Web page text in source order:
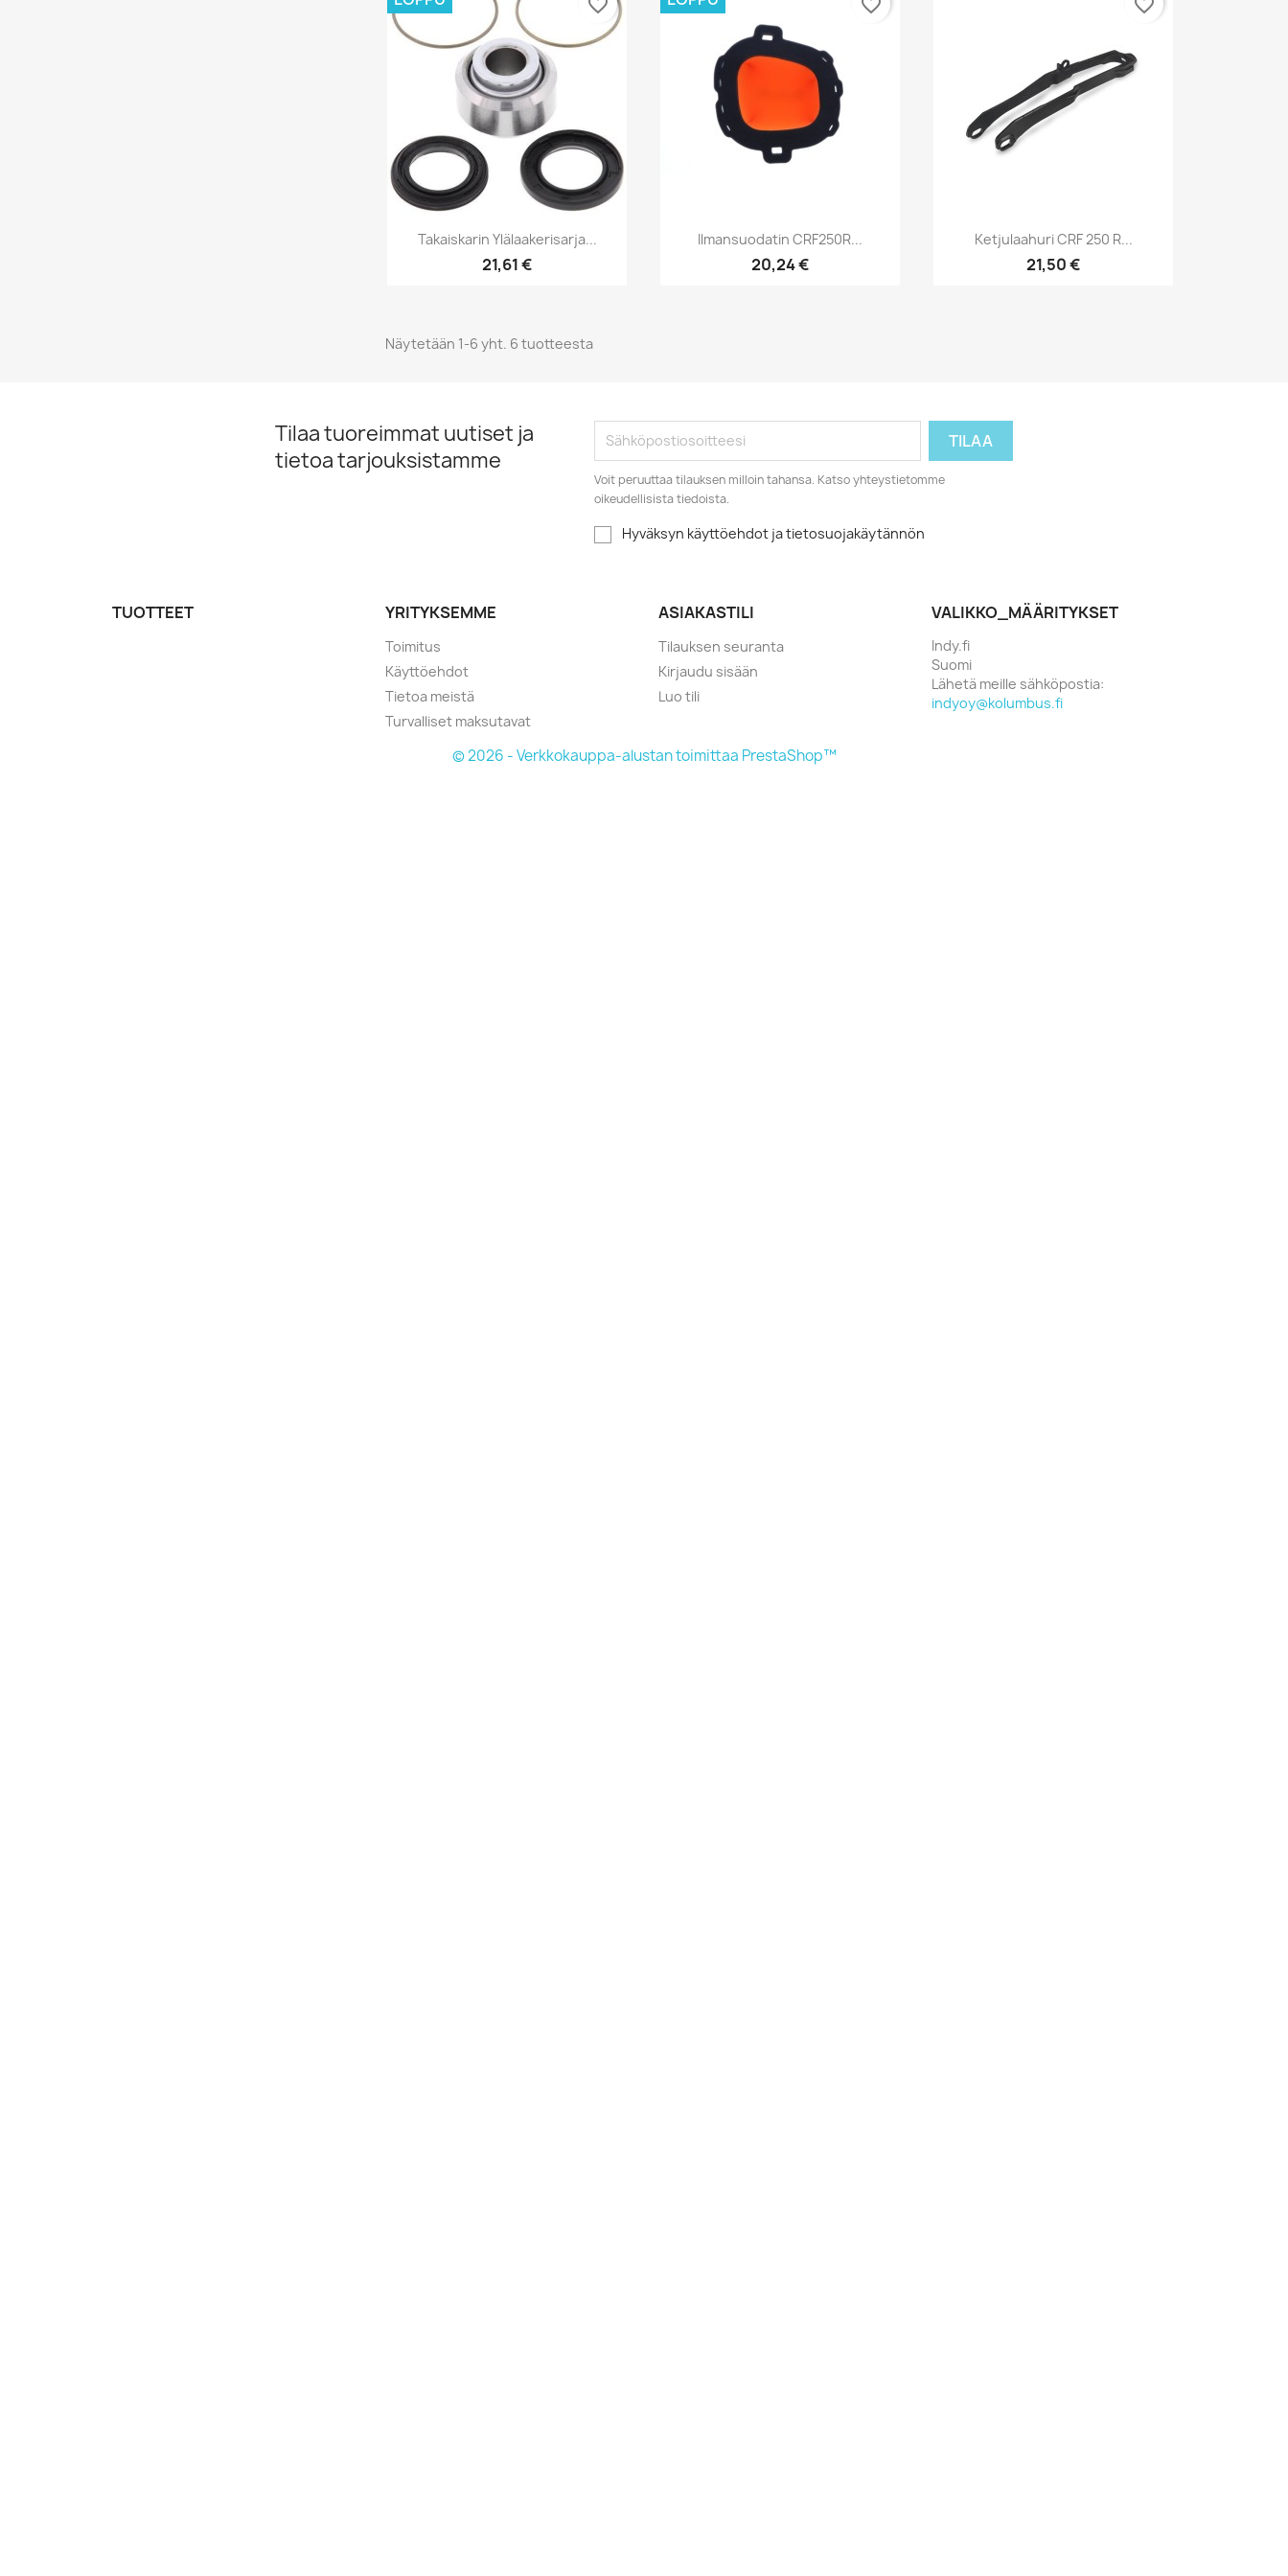
Pikakatselu
Takaiskarin Ylälaakerisarja...
21,61 €
favorite_border
Pikakatselu
Ilmansuodatin CRF250R...
20,24 €
favorite_border
Pikakatselu
Ketjulaahuri CRF 250 R...
21,50 €
favorite_border
Näytetään 1-6 yht. 6 tuotteesta
Tilaa tuoreimmat uutiset ja
tietoa tarjouksistamme
Voit peruuttaa tilauksen milloin tahansa. Katso yhteystietomme
oikeudellisista tiedoista.
Hyväksyn käyttöehdot ja tietosuojakäytännön
TUOTTEET YRITYKSEMME
Toimitus
Käyttöehdot
Tietoa meistä
Turvalliset maksutavat
ASIAKASTILI
Tilauksen seuranta
Kirjaudu sisään
Luo tili
VALIKKO_MÄÄRITYKSET
Indy.fi
Suomi
Lähetä meille sähköpostia:
indyoy@kolumbus.fi
© 2026 - Verkkokauppa-alustan toimittaa PrestaShop™